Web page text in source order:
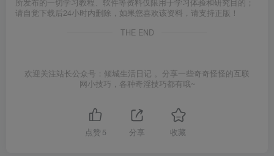
所发布的一切学习教程、软件等资料仅限用于学习体验和研究目的；
请自觉下载后24小时内删除，如果您喜欢该资料，请支持正版！
THE END
欢迎关注站长公众号：倾城生活日记 。分享一些奇奇怪怪的互联
网小技巧，各种奇淫技巧都有哦~
点赞 5 分享 收藏